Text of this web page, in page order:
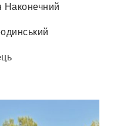
Наконечний